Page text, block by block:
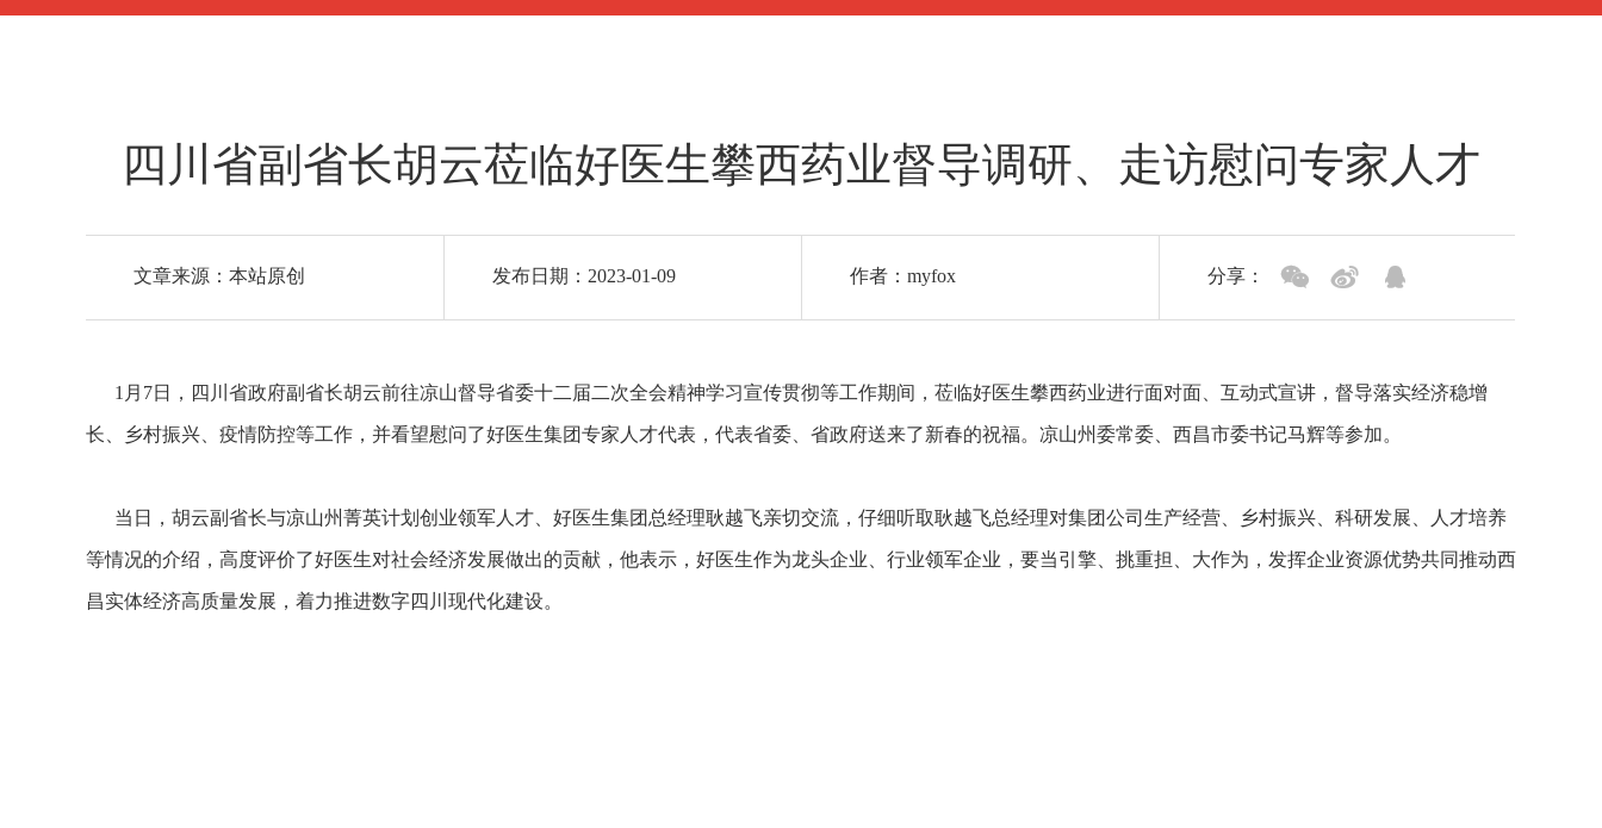
四川省副省长胡云莅临好医生攀西药业督导调研、走访慰问专家人才
文章来源：本站原创 发布日期：2023-01-09 作者：myfox 分享：
1月7日，四川省政府副省长胡云前往凉山督导省委十二届二次全会精神学习宣传贯彻等工作期间，莅临好医生攀西药业进行面对面、互动式宣讲，督导落实经济稳增
长、乡村振兴、疫情防控等工作，并看望慰问了好医生集团专家人才代表，代表省委、省政府送来了新春的祝福。凉山州委常委、西昌市委书记马辉等参加。
当日，胡云副省长与凉山州菁英计划创业领军人才、好医生集团总经理耿越飞亲切交流，仔细听取耿越飞总经理对集团公司生产经营、乡村振兴、科研发展、人才培养
等情况的介绍，高度评价了好医生对社会经济发展做出的贡献，他表示，好医生作为龙头企业、行业领军企业，要当引擎、挑重担、大作为，发挥企业资源优势共同推动西
昌实体经济高质量发展，着力推进数字四川现代化建设。